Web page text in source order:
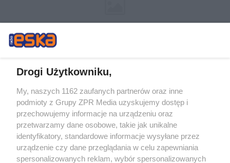
Żaden utwór zamieszczony w serwisie nie może być powielany i
rozpowszechniany lub dalej rozpowszechniany w jakikolwiek sposób (w
tym także elektroniczny lub mechaniczny) na jakimkolwiek polu
eksploatacji w jakiejkolwiek formie, włącznie z umieszczaniem w Internecie
bez pisemnej zgody właściciela praw. Jakiekolwiek użycie lub
wykorzystanie utworów w całości lub w części z naruszeniem prawa, tzn.
bez właściwej zgody, jest zabronione pod groźbą kary i może być ścigane
prawnie.
Drogi Użytkowniku,
My, naszych 1162 zaufanych partnerów oraz inne
podmioty z Grupy ZPR Media uzyskujemy dostęp i
przechowujemy informacje na urządzeniu oraz
przetwarzamy dane osobowe, takie jak unikalne
identyfikatory, standardowe informacje wysyłane przez
urządzenie czy dane przeglądania w celu zapewniania
spersonalizowanych reklam, wybór spersonalizowanych